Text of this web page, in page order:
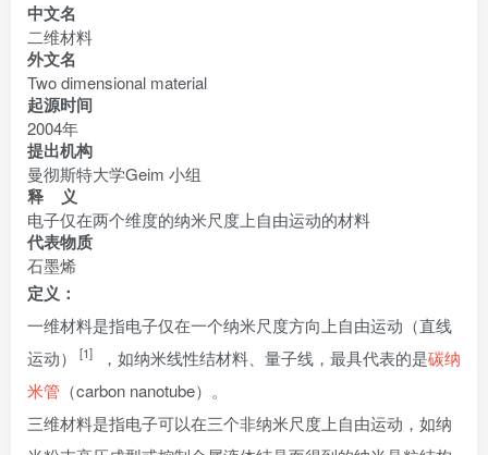
中文名
二维材料
外文名
Two dimensional material
起源时间
2004年
提出机构
曼彻斯特大学Geim 小组
释 义
电子仅在两个维度的纳米尺度上自由运动的材料
代表物质
石墨烯
定义：
一维材料是指电子仅在一个纳米尺度方向上自由运动（直线
运动）
[1] ，如纳米线性结材料、量子线，最具代表的是碳纳
米管 （carbon nanotube）。
三维材料是指电子可以在三个非纳米尺度上自由运动，如纳